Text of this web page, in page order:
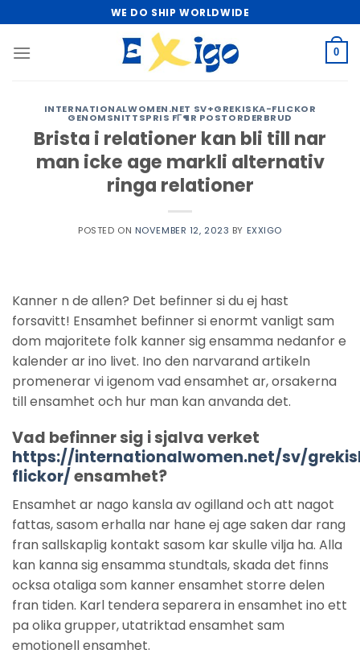
to
content
WE DO SHIP WORLDWIDE
0
INTERNATIONALWOMEN.NET SV+GREKISKA-FLICKOR
GENOMSNITTSPRIS FГ¶R POSTORDERBRUD
Brista i relationer kan bli till nar
man icke age markli alternativ
ringa relationer
POSTED ON NOVEMBER 12, 2023 BY EXXIGO
Kanner n de allen? Det befinner si du ej hast
forsavitt! Ensamhet befinner si enormt vanligt sam
dom majoritete folk kanner sig ensamma nedanfor e
kalender ar ino livet. Ino den narvarand artikeln
promenerar vi igenom vad ensamhet ar, orsakerna
till ensamhet och hur man kan anvanda det.
Vad befinner sig i sjalva verket
https://internationalwomen.net/sv/
flickor/ensamhet?
Ensamhet ar nago kansla av ogilland och att nagot
fattas, sasom erhalla nar hane ej age saken dar rang
fran sallskaplig kontakt sasom kar skulle vilja ha. Alla
kan kanna sig ensamma stundtals, skada det finns
ocksa otaliga som kanner ensamhet storre delen
fran tiden. Karl tendera separera in ensamhet ino ett
pa olika grupper, utatriktad ensamhet sam
emotionell ensamhet.